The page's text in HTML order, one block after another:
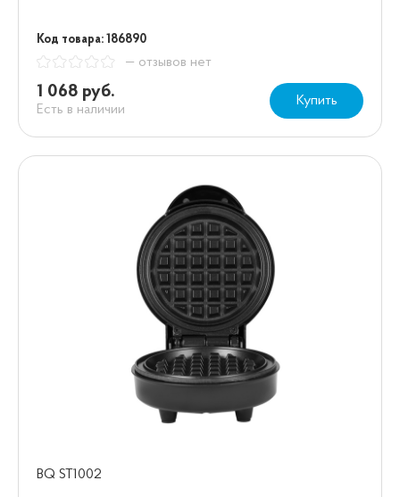
Код товара: 186890
— отзывов нет
1 068 руб.
Есть в наличии
Купить
BQ ST1002